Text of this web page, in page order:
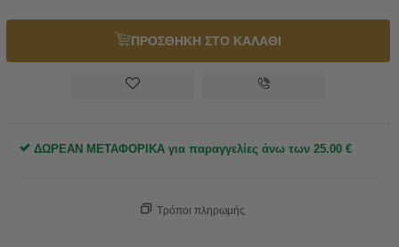
ΠΡΟΣΘΗΚΗ ΣΤΟ ΚΑΛΑΘΙ
ΔΩΡΕΑΝ ΜΕΤΑΦΟΡΙΚΑ για παραγγελίες άνω των 25.00 €
Τρόποι πληρωμής